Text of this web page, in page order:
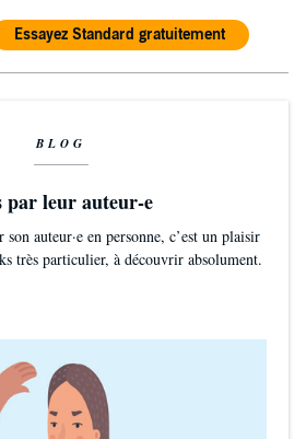
Essayez Standard gratuitement
BLOG
par leur auteur-e
auteur·e en personne, c’est un plaisir
très particulier, à découvrir absolument.